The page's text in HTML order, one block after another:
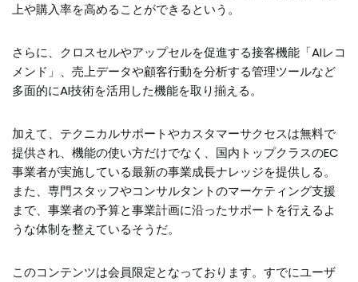
上や購入率を高めることができるという。
さらに、クロスセルやアップセルを促進する接客機能「AIレコ
メンド」、売上データや顧客行動を分析する管理ツールなど
多面的にAI技術を活用した機能を取り揃える。
加えて、テクニカルサポートやカスタマーサクセスは無料で
提供され、機能の使い方だけでなく、国内トップクラスのEC
事業者が実施している最新の事業成長ナレッジを提供しる。
また、専門スタッフやコンサルタントのマーケティング支援
まで、事業者の予算と事業計画に沿ったサポートを行えるよ
うな体制を整えているそうだ。
このコンテンツは会員限定となっております。すでにユーザ